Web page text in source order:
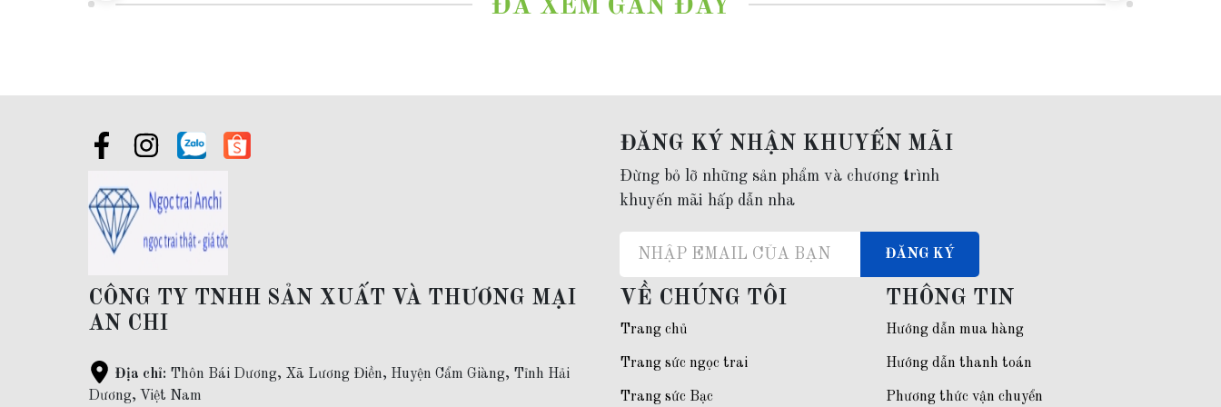
Bỏ sỉ ngọc trai
ĐÃ XEM GẦN ĐÂY
ĐĂNG KÝ NHẬN KHUYẾN MÃI
Đừng bỏ lỡ những sản phẩm và chương trình
khuyến mãi hấp dẫn nha
ĐĂNG KÝ
CÔNG TY TNHH SẢN XUẤT VÀ THƯƠNG MẠI
AN CHI
Địa chỉ: Thôn Bái Dương, Xã Lương Điền, Huyện Cẩm Giàng, Tỉnh Hải
Dương, Việt Nam
VỀ CHÚNG TÔI
Trang chủ
Trang sức ngọc trai
Trang sức Bạc
THÔNG TIN
Hướng dẫn mua hàng
Hướng dẫn thanh toán
Phương thức vận chuyển